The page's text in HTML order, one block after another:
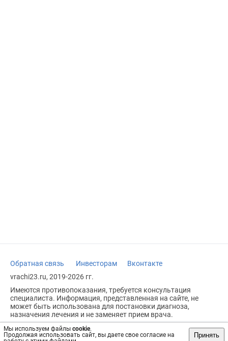
Мы используем файлы cookie.
Продолжая использовать сайт, вы даете свое согласие на
Принять
Обратная связь Инвесторам
Вконтакте
vrachi23.ru, 2019-2026 гг.
Имеются противопоказания, требуется консультация
специалиста. Информация, представленная на сайте, не
может быть использована для постановки диагноза,
назначения лечения и не заменяет прием врача.
Возрастное ограничение: 18+